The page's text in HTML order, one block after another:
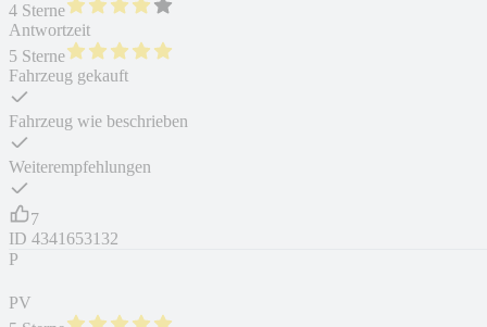
4 Sterne
Antwortzeit
5 Sterne
Fahrzeug gekauft
Fahrzeug wie beschrieben
Weiterempfehlungen
7
ID 4341653132
P
PV